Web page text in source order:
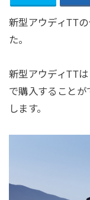
新型アウディTT
た。
新型アウディTT
で購入すること
します。